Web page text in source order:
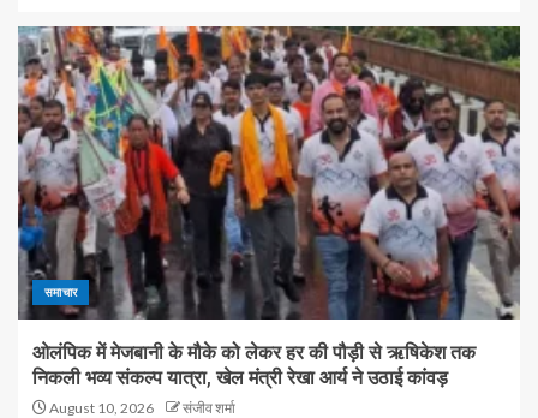
समाचार
ओलंपिक में मेजबानी के मौके को लेकर हर की पौड़ी से ऋषिकेश तक
निकली भव्य संकल्प यात्रा, खेल मंत्री रेखा आर्य ने उठाई कांवड़
August 10, 2026 संजीव शर्मा